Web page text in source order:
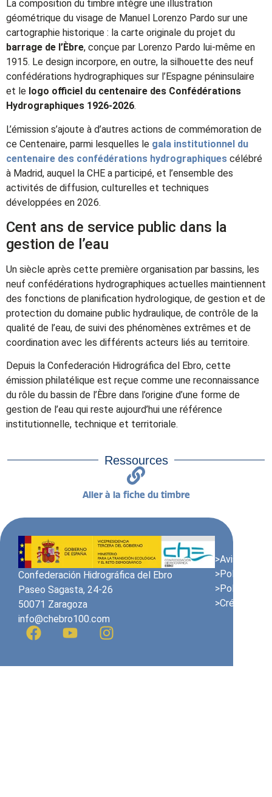
La composition du timbre intègre une illustration
géométrique du visage de Manuel Lorenzo Pardo sur une
cartographie historique : la carte originale du projet du
barrage de l’Èbre, conçue par Lorenzo Pardo lui-même en
1915. Le design incorpore, en outre, la silhouette des neuf
confédérations hydrographiques sur l’Espagne péninsulaire
et le logo officiel du centenaire des Confédérations
Hydrographiques 1926-2026.
L’émission s’ajoute à d’autres actions de commémoration de
ce Centenaire, parmi lesquelles le gala institutionnel du
centenaire des confédérations hydrographiques célébré
à Madrid, auquel la CHE a participé, et l’ensemble des
activités de diffusion, culturelles et techniques
développées en 2026.
Cent ans de service public dans la
gestion de l’eau
Un siècle après cette première organisation par bassins, les
neuf confédérations hydrographiques actuelles maintiennent
des fonctions de planification hydrologique, de gestion et de
protection du domaine public hydraulique, de contrôle de la
qualité de l’eau, de suivi des phénomènes extrêmes et de
coordination avec les différents acteurs liés au territoire.
Depuis la Confederación Hidrográfica del Ebro, cette
émission philatélique est reçue comme une reconnaissance
du rôle du bassin de l’Èbre dans l’origine d’une forme de
gestion de l’eau qui reste aujourd’hui une référence
institutionnelle, technique et territoriale.
Ressources
Aller à la fiche du timbre
Confederación Hidrográfica del Ebro
Paseo Sagasta, 24-26
50071 Zaragoza
info@chebro100.com
>Avis
>Politique
>Politique
>Crédits